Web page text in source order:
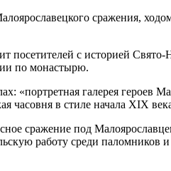
сражения,
посетителей с историей
по монастырю.
«портретная галерея
часовня в стиле начала XIX
сражение под
работу среди паломников